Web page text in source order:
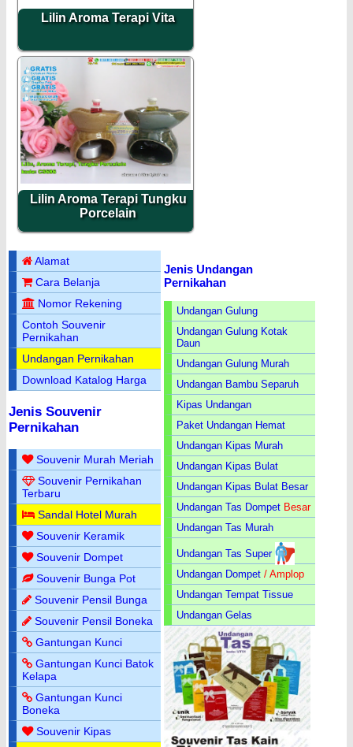
Lilin Aroma Terapi Vita
Lilin Aroma Terapi Tungku
Porcelain
Alamat
Cara Belanja
Nomor Rekening
Contoh Souvenir
Pernikahan
Undangan Pernikahan
Download Katalog Harga
Jenis Souvenir
Pernikahan
Souvenir Murah Meriah
Souvenir Pernikahan
Terbaru
Sandal Hotel Murah
Souvenir Keramik
Souvenir Dompet
Souvenir Bunga Pot
Souvenir Pensil Bunga
Souvenir Pensil Boneka
Gantungan Kunci
Gantungan Kunci Batok
Kelapa
Gantungan Kunci
Boneka
Souvenir Kipas
Jenis Undangan
Pernikahan
Undangan Gulung
Undangan Gulung Kotak
Daun
Undangan Gulung Murah
Undangan Bambu Separuh
Kipas Undangan
Paket Undangan Hemat
Undangan Kipas Murah
Undangan Kipas Bulat
Undangan Kipas Bulat Besar
Undangan Tas Dompet Besar
Undangan Tas Murah
Undangan Tas Super
Undangan Dompet / Amplop
Undangan Tempat Tissue
Undangan Gelas